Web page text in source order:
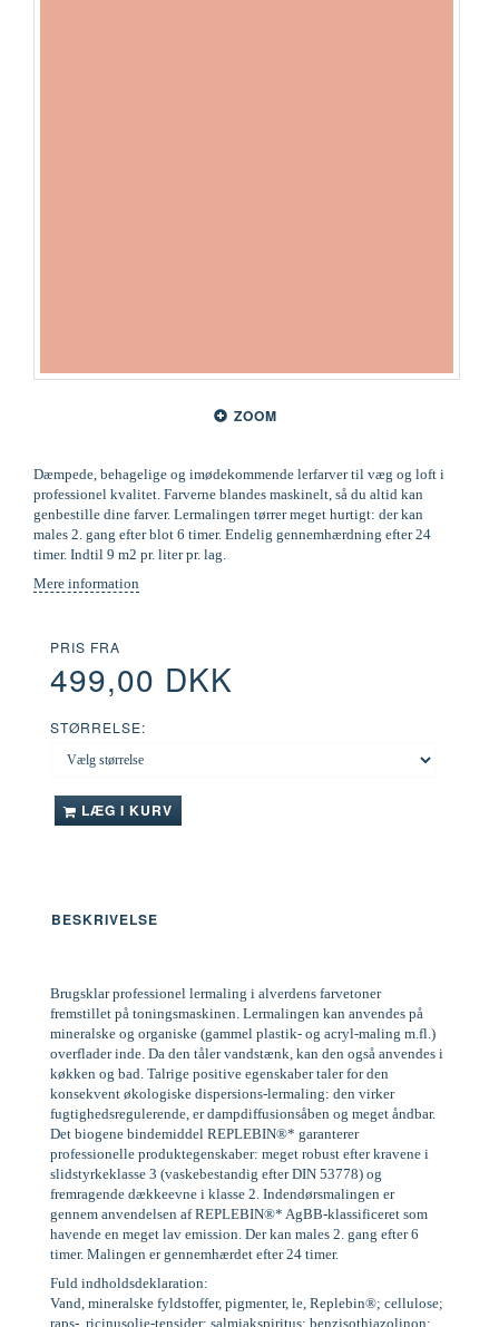
ZOOM
Dæmpede, behagelige og imødekommende lerfarver til væg og loft i
professionel kvalitet. Farverne blandes maskinelt, så du altid kan
genbestille dine farver. Lermalingen tørrer meget hurtigt: der kan
males 2. gang efter blot 6 timer. Endelig gennemhærdning efter 24
timer. Indtil 9 m2 pr. liter pr. lag.
Mere information
PRIS FRA
499,00 DKK
STØRRELSE:
LÆG I KURV
BESKRIVELSE
Brugsklar professionel lermaling i alverdens farvetoner
fremstillet på toningsmaskinen. Lermalingen kan anvendes på
mineralske og organiske (gammel plastik- og acryl-maling m.fl.)
overflader inde. Da den tåler vandstænk, kan den også anvendes i
køkken og bad. Talrige positive egenskaber taler for den
konsekvent økologiske dispersions-lermaling: den virker
fugtighedsregulerende, er dampdiffusionsåben og meget åndbar.
Det biogene bindemiddel REPLEBIN®* garanterer
professionelle produktegenskaber: meget robust efter kravene i
slidstyrkeklasse 3 (vaskebestandig efter DIN 53778) og
fremragende dækkeevne i klasse 2. Indendørsmalingen er
gennem anvendelsen af REPLEBIN®* AgBB-klassificeret som
havende en meget lav emission. Der kan males 2. gang efter 6
timer. Malingen er gennemhærdet efter 24 timer.
Fuld indholdsdeklaration:
Vand, mineralske fyldstoffer, pigmenter, le, Replebin®; cellulose;
raps-, ricinusolie-tensider; salmiakspiritus; benzisothiazolinon;